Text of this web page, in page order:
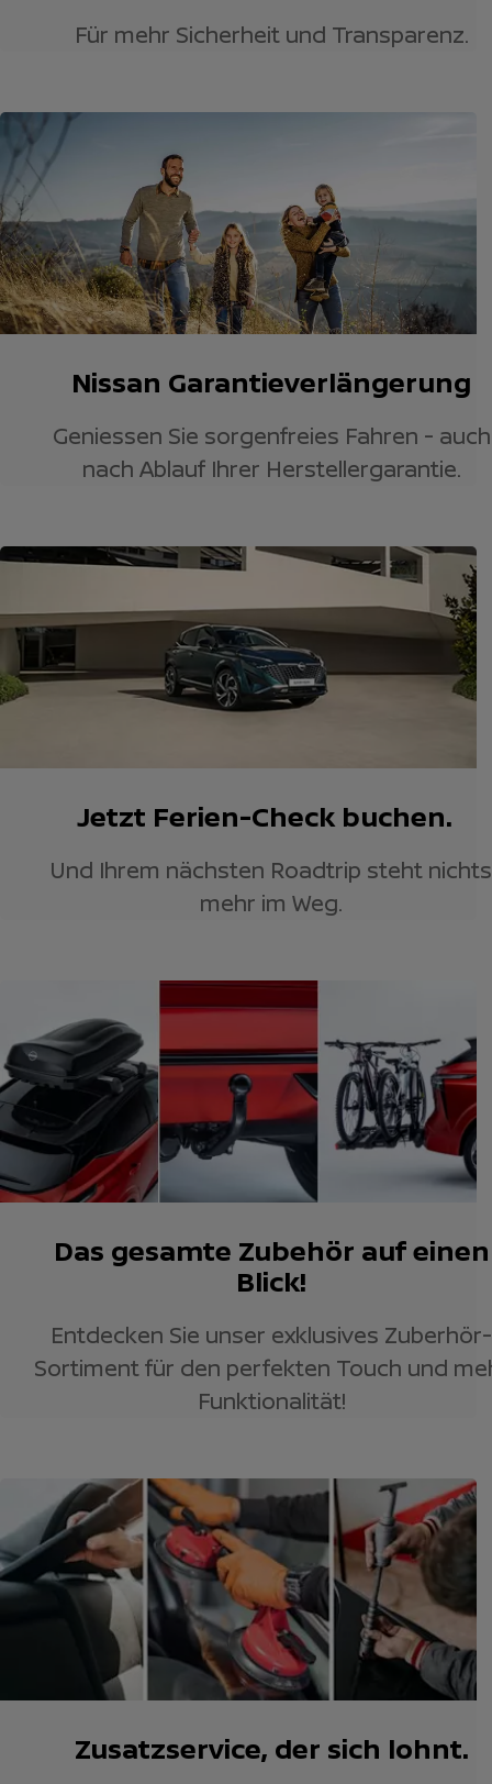
Für mehr Sicherheit und Transparenz.
Nissan Garantieverlängerung
Geniessen Sie sorgenfreies Fahren - auch
nach Ablauf Ihrer Herstellergarantie.
Jetzt Ferien-Check buchen.
Und Ihrem nächsten Roadtrip steht nichts
mehr im Weg.
Das gesamte Zubehör auf einen
Blick!
Entdecken Sie unser exklusives Zuberhör-
Sortiment für den perfekten Touch und
Funktionalität!
Zusatzservice, der sich lohnt.